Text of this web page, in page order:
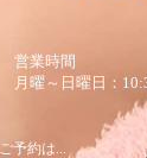
営業時間
月曜～日曜日：
予約は...